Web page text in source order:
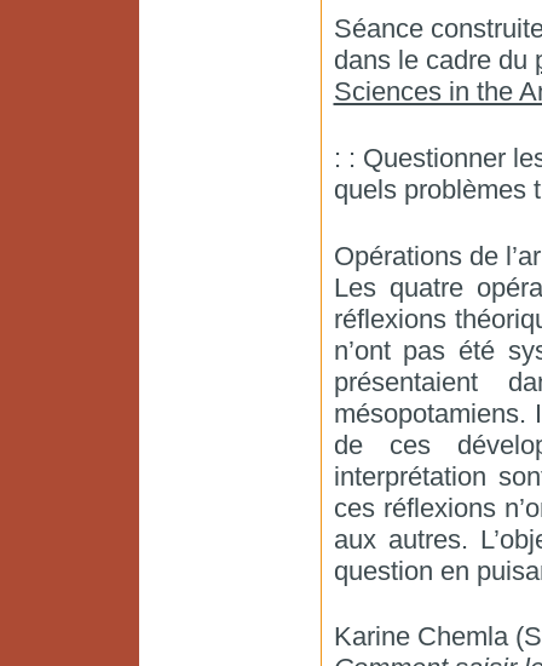
Séance
dans le cadre du
Sciences in the
: : Questionner
quels problèmes
Opérations de
Les quatre
réflexions
n’ont pas été
présentaient
mésopotamiens.
de ces
interprétation
ces réflexions
aux autres.
question en
Karine Chemla